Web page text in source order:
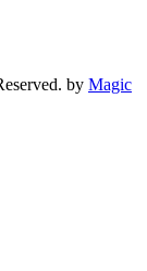
by Magic